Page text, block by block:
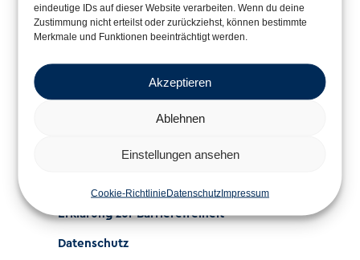
eindeutige IDs auf dieser Website verarbeiten. Wenn du deine
Zustimmung nicht erteilst oder zurückziehst, können bestimmte
Merkmale und Funktionen beeinträchtigt werden.
Akzeptieren
Ablehnen
Einstellungen ansehen
Cookie-RichtlinieDatenschutzImpressum
Im Rahmen der
Erklärung zur Barrierefreiheit
Datenschutz